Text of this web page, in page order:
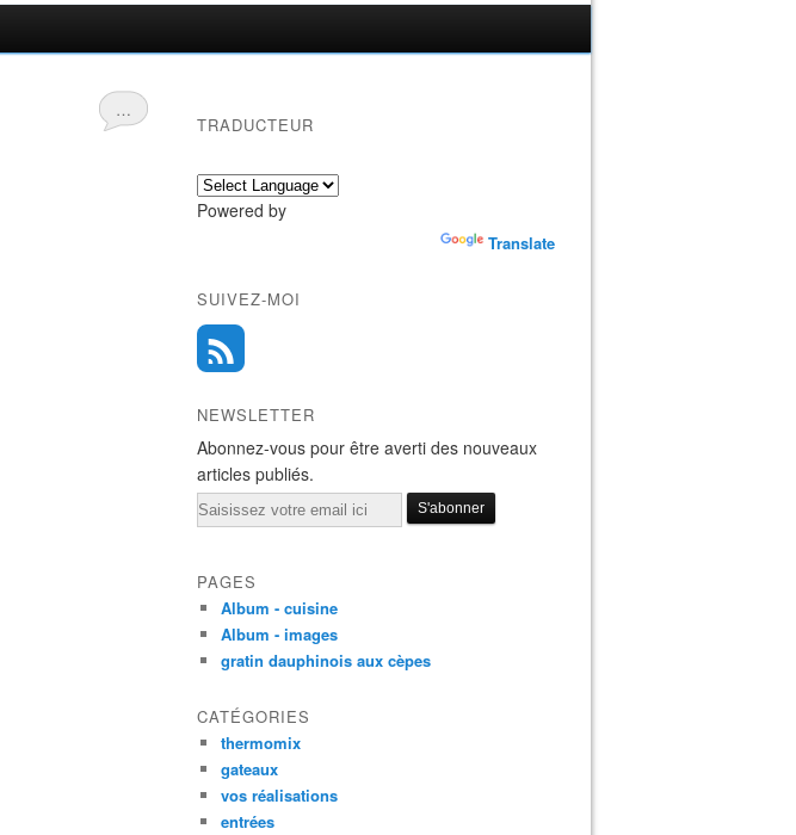
…
TRADUCTEUR
Powered by
Translate
SUIVEZ-MOI
NEWSLETTER
Abonnez-vous pour être averti des nouveaux
articles publiés.
Email
PAGES
Album - cuisine
Album - images
gratin dauphinois aux cèpes
CATÉGORIES
thermomix
gateaux
vos réalisations
entrées